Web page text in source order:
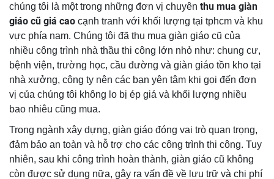
chúng tôi là một trong những đơn vị chuyên thu mua giàn
giáo cũ giá cao cạnh tranh với khối lượng tại tphcm và khu
vực phía nam. Chúng tôi đã thu mua giàn giáo cũ của
nhiều công trình nhà thầu thi công lớn nhỏ như: chung cư,
bệnh viện, trường học, cầu đường và giàn giáo tồn kho tại
nhà xưởng, công ty nên các bạn yên tâm khi gọi đến đơn
vị của chúng tôi không lo bị ép giá và khối lượng nhiều
bao nhiêu cũng mua.
Trong ngành xây dựng, giàn giáo đóng vai trò quan trọng,
đảm bảo an toàn và hỗ trợ cho các công trình thi công. Tuy
nhiên, sau khi công trình hoàn thành, giàn giáo cũ không
còn được sử dụng nữa, gây ra vấn đề về lưu trữ và chi phí